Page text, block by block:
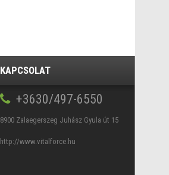
KAPCSOLAT
+3630/497-6550
8900 Zalaegerszeg Juhász Gyula út 15
http://www.vitalforce.hu